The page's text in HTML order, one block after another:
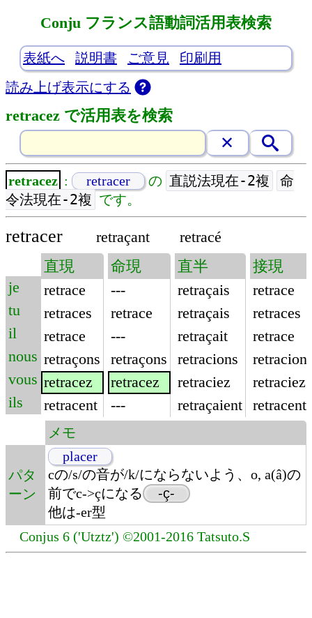
Conju フランス語動詞活用表検索
表紙へ 説明書 ご意見
印刷用
読み上げ表示にする
retracez で活用表を検索
retracez : retracer の 直説法現在-2複
命
令法現在-2複 です。
retracer retraçant retracé
je
tu
il
nous
vous
ils
直現
retrace
retraces
retrace
retraçons
retracez
retracent
命現
---
retrace
---
retraçons
retracez
---
直半
retraçais
retraçais
retraçait
retracions
retraciez
retraçaient
接現
retrace
retraces
retrace
retraciez
retracent
メモ
パタ
ーン
placer
cの/s/の音が/k/にならないよう、o, a(â)の
前でc->çになる
-ç-
他は-er型
Conjus 6 ('Utztz') ©2001-2016 Tatsuto.S